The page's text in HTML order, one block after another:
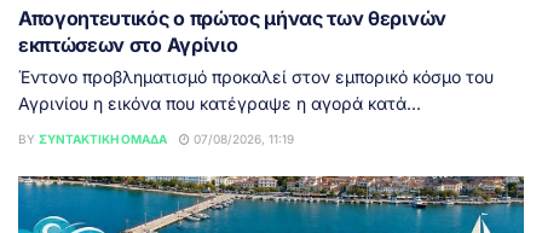
Απογοητευτικός ο πρώτος μήνας των θερινών
εκπτώσεων στο Αγρίνιο
Έντονο προβληματισμό προκαλεί στον εμπορικό κόσμο του
Αγρινίου η εικόνα που κατέγραψε η αγορά κατά...
BY ΣΥΝΤΑΚΤΙΚΉ ΟΜΆΔΑ 07/08/2026, 11:19